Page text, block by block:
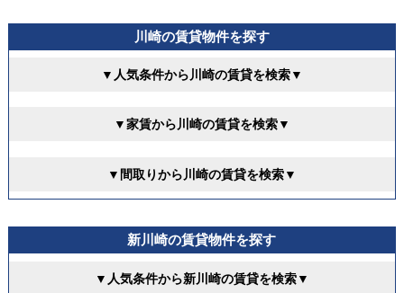
川崎の賃貸物件を探す
▼人気条件から川崎の賃貸を検索▼
▼家賃から川崎の賃貸を検索▼
▼間取りから川崎の賃貸を検索▼
新川崎の賃貸物件を探す
▼人気条件から新川崎の賃貸を検索▼